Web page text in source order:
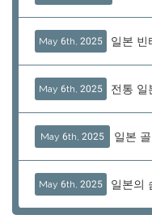
May 6th, 2025
May 6th, 2025
May 6th, 2025
May 6th, 2025